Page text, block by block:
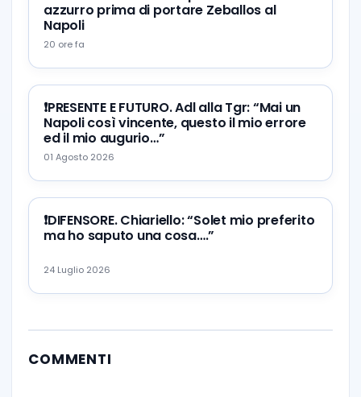
azzurro prima di portare Zeballos al
Napoli
20 ore fa
❗️PRESENTE E FUTURO. Adl alla Tgr: “Mai un
Napoli così vincente, questo il mio errore
ed il mio augurio…”
01 Agosto 2026
❗️DIFENSORE. Chiariello: “Solet mio preferito
ma ho saputo una cosa….”
24 Luglio 2026
COMMENTI